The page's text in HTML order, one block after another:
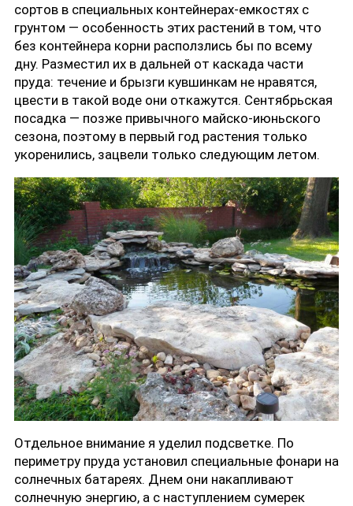
сортов в специальных контейнерах-емкостях с
грунтом — особенность этих растений в том, что
без контейнера корни расползлись бы по всему
дну. Разместил их в дальней от каскада части
пруда: течение и брызги кувшинкам не нравятся,
цвести в такой воде они откажутся. Сентябрьская
посадка — позже привычного майско-июньского
сезона, поэтому в первый год растения только
укоренились, зацвели только следующим летом.
Отдельное внимание я уделил подсветке. По
периметру пруда установил специальные фонари на
солнечных батареях. Днем они накапливают
солнечную энергию, а с наступлением сумерек